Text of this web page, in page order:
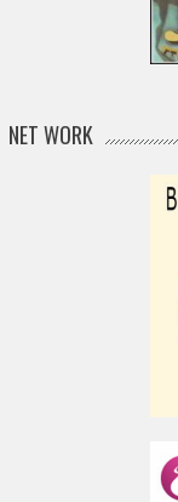
NET WORK